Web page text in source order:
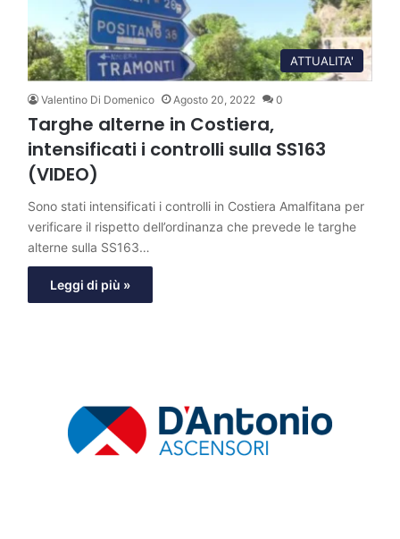
ATTUALITA'
Valentino Di Domenico Agosto 20, 2022 0
Targhe alterne in Costiera,
intensificati i controlli sulla SS163
(VIDEO)
Sono stati intensificati i controlli in Costiera Amalfitana per
verificare il rispetto dell’ordinanza che prevede le targhe
alterne sulla SS163…
Leggi di più »